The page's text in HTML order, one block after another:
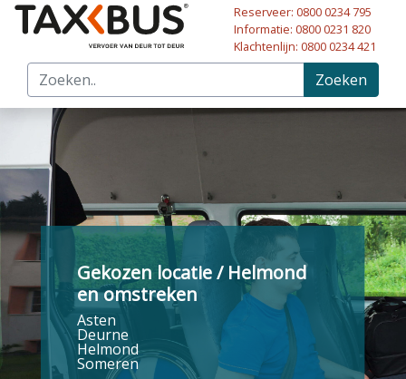
Naar hoofdinhoud
Reserveer: 0800 0234 795
Informatie: 0800 0231 820
Klachtenlijn: 0800 0234 421
Zoeken
Gekozen locatie / Helmond
en omstreken
Asten
Deurne
Helmond
Someren